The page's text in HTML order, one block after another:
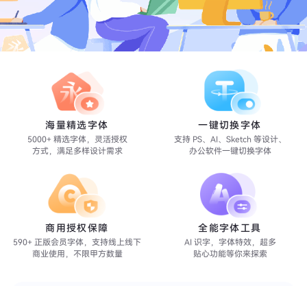
海量精选字体
5000+ 精选字体，灵活授权
方式，满足多样设计需求
一键切换字体
支持 PS、AI、Sketch 等设计、
办公软件一键切换字体
商用授权保障
590+ 正版会员字体，支持线上线下
商业使用，不限甲方数量
全能字体工具
AI 识字，字体特效，超多
贴心功能等你来探索